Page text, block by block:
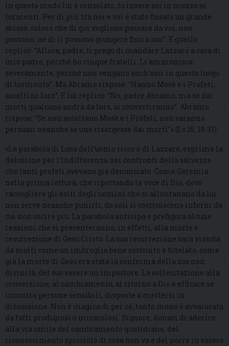
in questo modo lui è consolato, tu invece sei in mezzo ai
tormenti. Per di più, tra noi e voi è stato fissato un grande
abisso: coloro che di qui vogliono passare da voi, non
possono, né di lì possono giungere fino a noi”. E quello
replicò: “Allora, padre, ti prego di mandare Lazzaro a casa di
mio padre, perché ho cinque fratelli. Li ammonisca
severamente, perché non vengano anch’essi in questo luogo
di tormento”. Ma Abramo rispose: “Hanno Mosè e i Profeti;
ascoltino loro”. E lui replicò: “No, padre Abramo, ma se dai
morti qualcuno andrà da loro, si convertiranno”. Abramo
rispose: “Se non ascoltano Mosè e i Profeti, non saranno
persuasi neanche se uno risorgesse dai morti”» (Lc 16, 19-31).
«La parabola di Luca dell’uomo ricco e di Lazzaro, esprime la
delusione per l’indifferenza nei confronti della salvezza
che tanti profeti avevano già denunciato. Come Geremia
nella prima lettura, che riportando la voce di Dio, deve
raccogliere gli esiti degli uomini che si allontanano da lui:
non serve neanche punirli, da soli si costruiscono inferni da
cui non uscire più. La parabola anticipa e prefigura alcune
reazioni che si presenteranno, in effetti, alla morte e
resurrezione di Gesù Cristo. La sua resurrezione sarà vissuta
da molti come un imbroglio bene costruito e tutelato, come
già la morte di Gesù era stata la conferma della sua non
divinità, del suo essere un impostore. La sollecitazione alla
conversione, al cambiamento, al ritorno a Dio è efficace se
incontra persone sensibili, disposte a mettersi in
discussione. Non è magica di per sé, tanto meno è avvalorata
da fatti prodigiosi o miracolosi. Signore, donaci di aderire
alla via umile del cambiamento quotidiano, del
riconoscimento spicciolo di cosa non va e del porre in essere